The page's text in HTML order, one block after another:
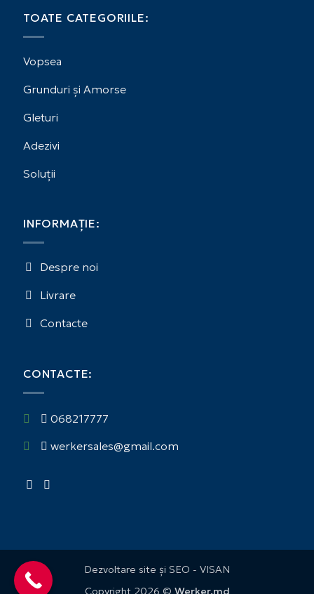
TOATE CATEGORIILE:
Vopsea
Grunduri și Amorse
Gleturi
Adezivi
Soluții
INFORMAȚIE:
Despre noi
Livrare
Contacte
CONTACTE:
068217777
werkersales@gmail.com
Dezvoltare site și SEO - VISAN
Copyright 2026 © Werker.md